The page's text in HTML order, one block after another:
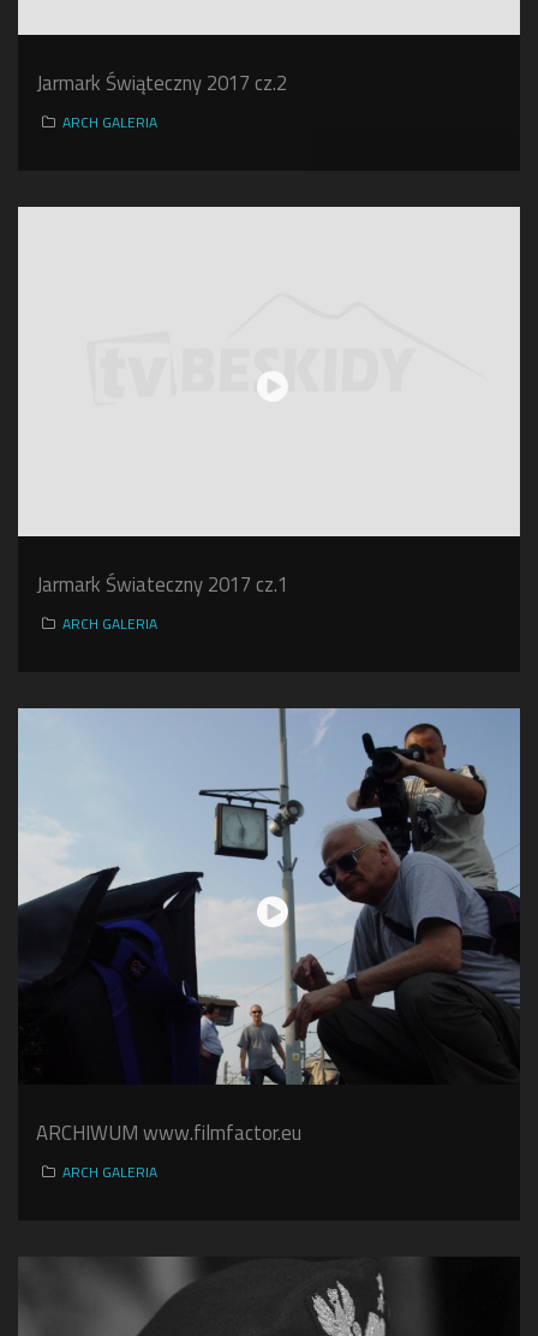
Jarmark Świąteczny 2017 cz.2
ARCH GALERIA
Jarmark Świateczny 2017 cz.1
ARCH GALERIA
ARCHIWUM www.filmfactor.eu
ARCH GALERIA